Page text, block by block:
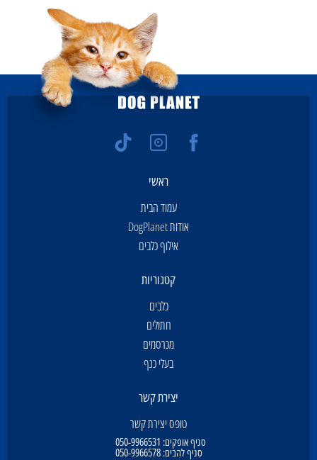
ראשי
עמוד הבית
אודות DogPlanet
אילוף כלבים
קטגוריות
כלבים
חתולים
מכרסמים
בעלי כנף
יצירת קשר
טופס יצירת קשר
סניף אופקים: 050-9966531
סניף להבים:050-9966578